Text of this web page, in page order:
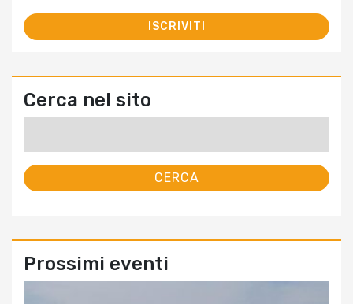
Cerca nel sito
Prossimi eventi